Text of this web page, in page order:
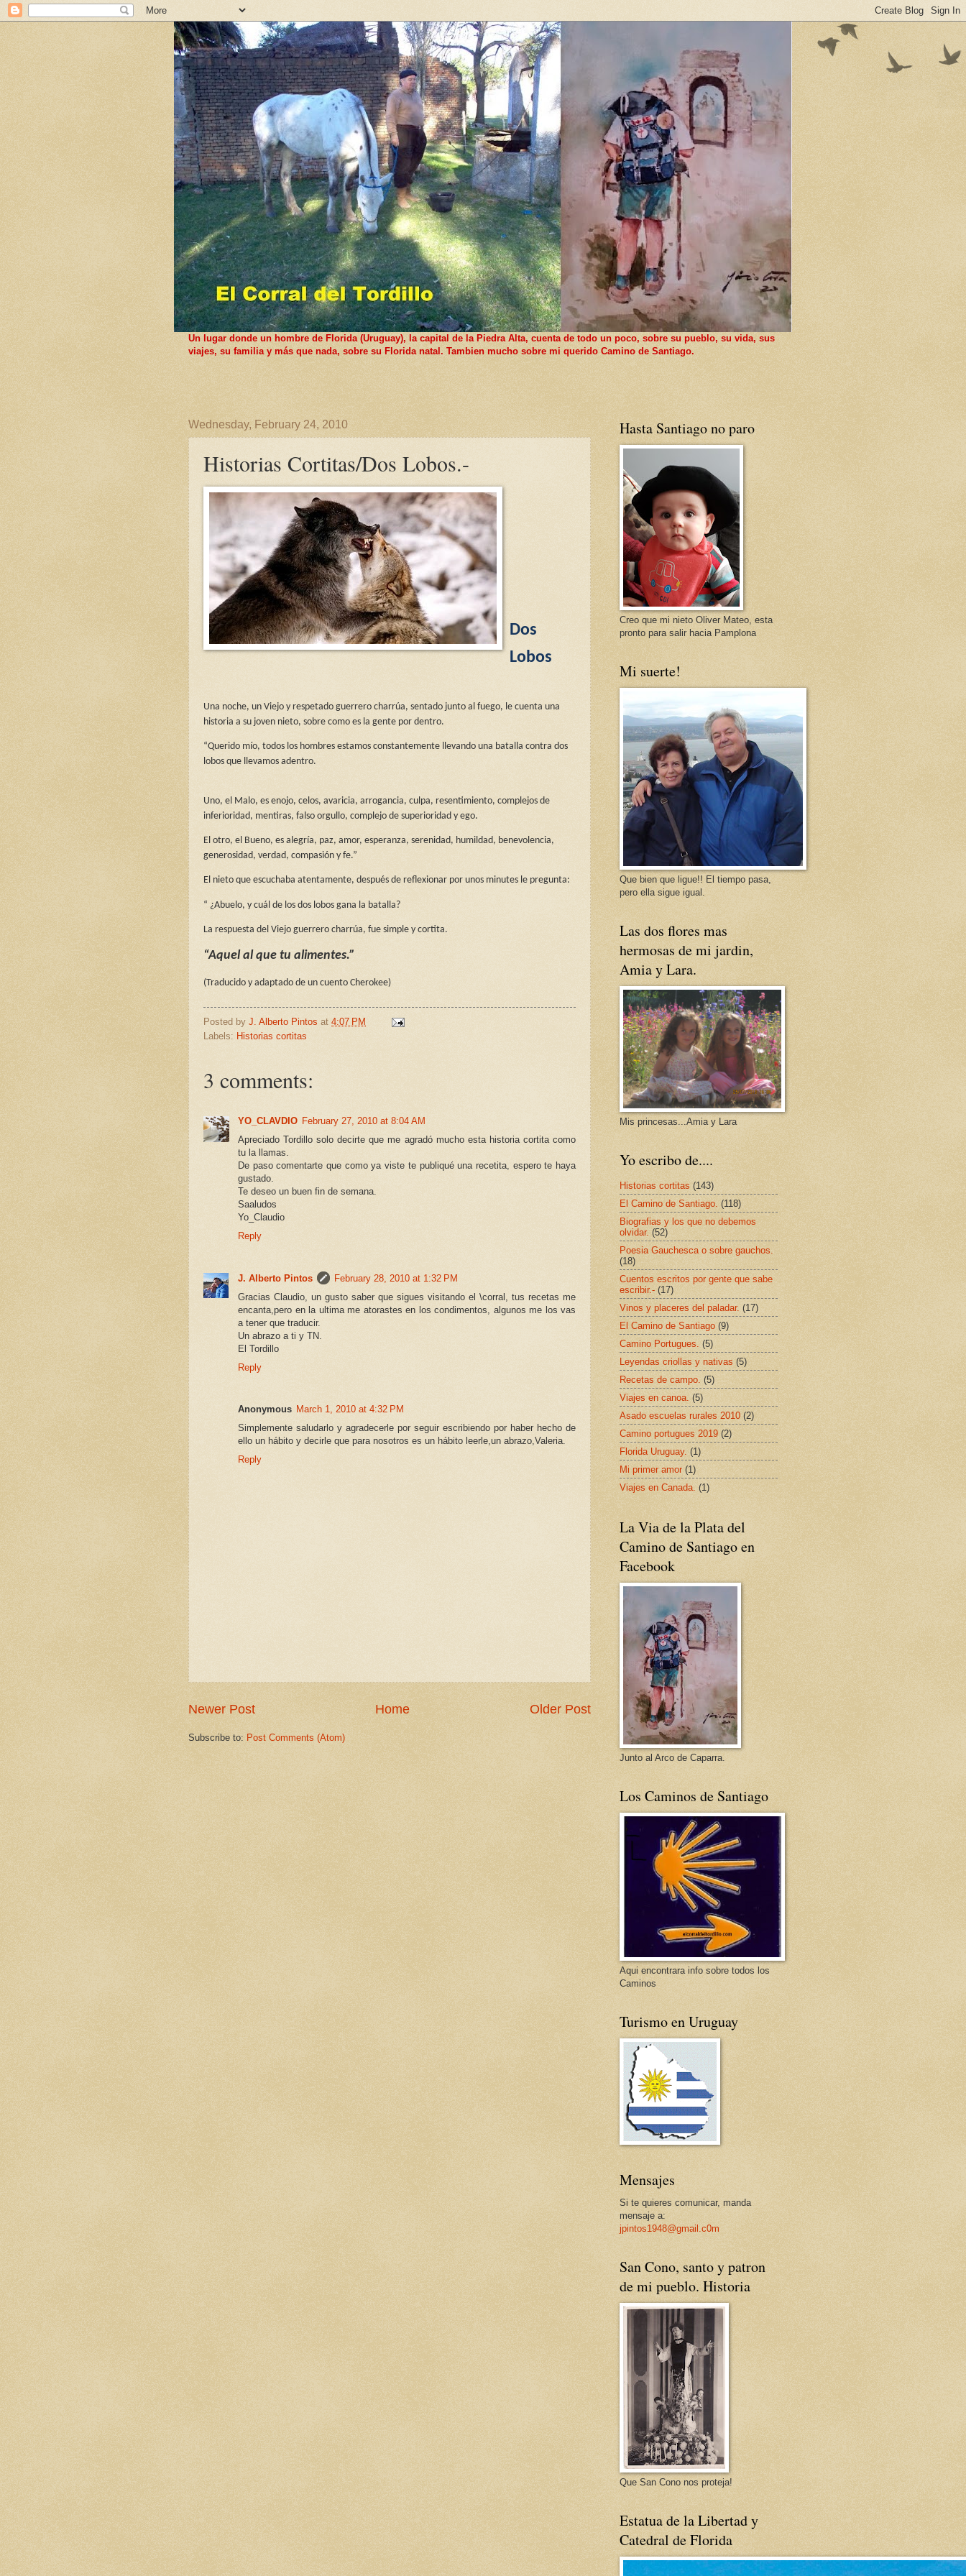
Un lugar donde un hombre de Florida (Uruguay), la capital de la Piedra Alta, cuenta de todo un poco, sobre su pueblo, su vida, sus
viajes, su familia y más que nada, sobre su Florida natal. Tambien mucho sobre mi querido Camino de Santiago.
Wednesday, February 24, 2010
Historias Cortitas/Dos Lobos.-
Dos
Lobos
Una noche, un Viejo y respetado guerrero charrúa, sentado junto al fuego, le cuenta una
historia a su joven nieto, sobre como es la gente por dentro.
“Querido mío, todos los hombres estamos constantemente llevando una batalla contra dos
lobos que llevamos adentro.
Uno, el Malo, es enojo, celos, avaricia, arrogancia, culpa, resentimiento, complejos de
inferioridad, mentiras, falso orgullo, complejo de superioridad y ego.
El otro, el Bueno, es alegría, paz, amor, esperanza, serenidad, humildad, benevolencia,
generosidad, verdad, compasión y fe.”
El nieto que escuchaba atentamente, después de reflexionar por unos minutes le pregunta:
“ ¿Abuelo, y cuál de los dos lobos gana la batalla?
La respuesta del Viejo guerrero charrúa, fue simple y cortita.
“Aquel al que tu alimentes.”
(Traducido y adaptado de un cuento Cherokee)
Posted by J. Alberto Pintos at 4:07 PM
Labels: Historias cortitas
3 comments:
YO_CLAVDIO February 27, 2010 at 8:04 AM
Apreciado Tordillo solo decirte que me agradó mucho esta historia cortita como
tu la llamas.
De paso comentarte que como ya viste te publiqué una recetita, espero te haya
gustado.
Te deseo un buen fin de semana.
Saaludos
Yo_Claudio
Reply
J. Alberto Pintos
February 28, 2010 at 1:32 PM
Gracias Claudio, un gusto saber que sigues visitando el \corral, tus recetas me
encanta,pero en la ultima me atorastes en los condimentos, algunos me los vas
a tener que traducir.
Un abrazo a ti y TN.
El Tordillo
Reply
Anonymous March 1, 2010 at 4:32 PM
Simplemente saludarlo y agradecerle por seguir escribiendo por haber hecho de
ello un hábito y decirle que para nosotros es un hábito leerle,un abrazo,Valeria.
Reply
Newer Post Older Post
Home
Subscribe to: Post Comments (Atom)
Hasta Santiago no paro
Creo que mi nieto Oliver Mateo, esta
pronto para salir hacia Pamplona
Mi suerte!
Que bien que ligue!! El tiempo pasa,
pero ella sigue igual.
Las dos flores mas
hermosas de mi jardin,
Amia y Lara.
Mis princesas...Amia y Lara
Yo escribo de....
Historias cortitas (143)
El Camino de Santiago. (118)
Biografias y los que no debemos
olvidar. (52)
Poesia Gauchesca o sobre gauchos.
(18)
Cuentos escritos por gente que sabe
escribir.- (17)
Vinos y placeres del paladar. (17)
El Camino de Santiago (9)
Camino Portugues. (5)
Leyendas criollas y nativas (5)
Recetas de campo. (5)
Viajes en canoa. (5)
Asado escuelas rurales 2010 (2)
Camino portugues 2019 (2)
Florida Uruguay. (1)
Mi primer amor (1)
Viajes en Canada. (1)
La Via de la Plata del
Camino de Santiago en
Facebook
Junto al Arco de Caparra.
Los Caminos de Santiago
Aqui encontrara info sobre todos los
Caminos
Turismo en Uruguay
Mensajes
Si te quieres comunicar, manda
mensaje a:
jpintos1948@gmail.c0m
San Cono, santo y patron
de mi pueblo. Historia
Que San Cono nos proteja!
Estatua de la Libertad y
Catedral de Florida